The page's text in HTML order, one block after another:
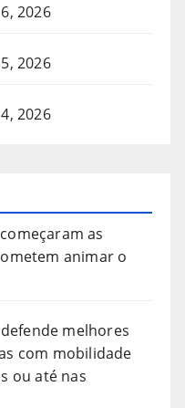
2026
2026
2026
as
animar o
melhores
com mobilidade
ou até nas